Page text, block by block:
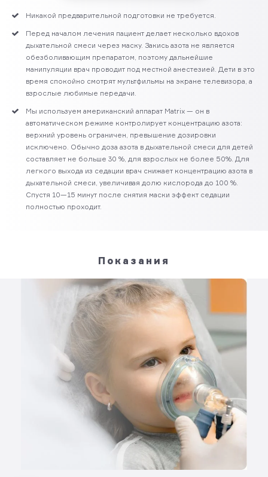
Никакой предварительной подготовки не требуется.
Перед началом лечения пациент делает несколько вдохов
дыхательной смеси через маску. Закись азота не является
обезболивающим препара­том, поэтому дальнейшие
манипуляции врач проводит под местной анестезией. Дети в это
время спокойно смотрят мультфильмы на экране телевизора, а
взрослые любимые передачи.
Мы используем американский аппарат Matrix — он в
автоматическом режиме контролирует концентрацию азота:
верхний уровень ограничен, превышение дозировки
исключено. Обычно доза азота в дыхательной смеси для детей
составляет не больше 30 %, для взрослых не более 50%. Для
легкого выхода из седации врач снижает концентрацию азота в
дыхательной смеси, увеличивая долю кислорода до 100 %.
Спустя 10—15 минут после снятия маски эффект седации
полностью проходит.
Показания